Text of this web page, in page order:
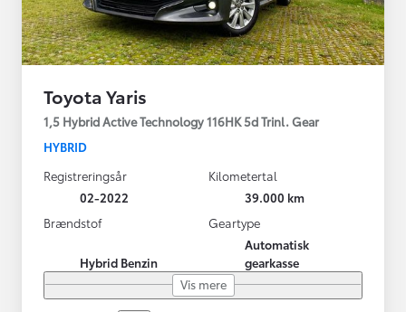
Toyota Yaris
1,5 Hybrid Active Technology 116HK 5d Trinl. Gear
HYBRID
Registreringsår
02-2022
Kilometertal
39.000 km
Brændstof
Hybrid Benzin
Geartype
Automatisk
gearkasse
Vis mere